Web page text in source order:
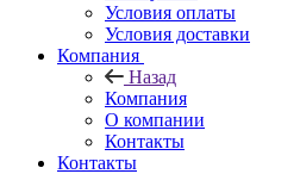
Условия оплаты
Условия доставки
Компания
Назад
Компания
О компании
Контакты
Контакты